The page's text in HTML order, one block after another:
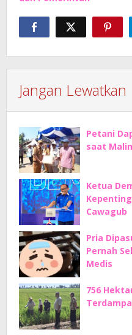
Jangan Lewatkan
Petani
saat
Ketua
Cawagub
Pria
Pernah
Medis
756